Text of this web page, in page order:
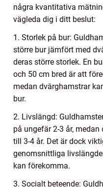
några kvantitativa
vägleda dig i ditt beslut:
1. Storlek på bur:
större bur jämfört med
deras större storlek. En
och 50 cm bred är att
medan dvärghamstrar
bur.
2. Livslängd:
på ungefär 2-3 år,
till 3-4 år. Det är dock
genomsnittliga
kan förekomma.
3. Socialt beteende: